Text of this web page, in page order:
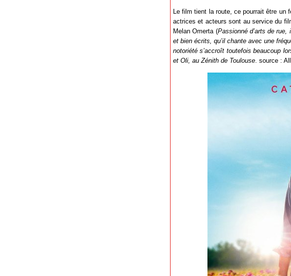
Le film tient la route, ce pourrait être un
actrices et acteurs sont au service du
Melan Omerta (Passionné d’arts de
et bien écrits, qu’il chante avec une
notoriété s’accroît toutefois beaucoup
et Oli, au Zénith de Toulouse. source :